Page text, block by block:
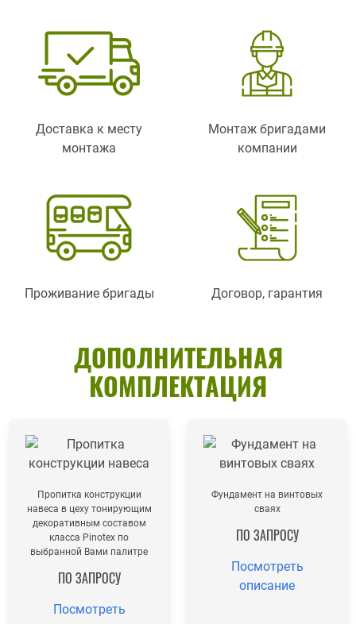
Доставка к месту
монтажа
Монтаж бригадами
компании
Проживание бригады Договор, гарантия
ДОПОЛНИТЕЛЬНАЯ
КОМПЛЕКТАЦИЯ
Пропитка конструкции
навеса в цеху тонирующим
декоративным составом
класса Pinotex по
выбранной Вами палитре
ПО ЗАПРОСУ
Посмотреть
Фундамент на винтовых
сваях
ПО ЗАПРОСУ
Посмотреть
описание